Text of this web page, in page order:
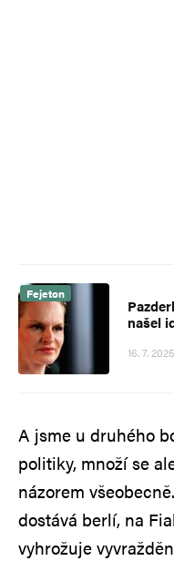
Fejeton
našel
16. 7. 2025
A jsme u druhého
politiky, množí se
názorem
dostává berlí, na
vyhrožuje